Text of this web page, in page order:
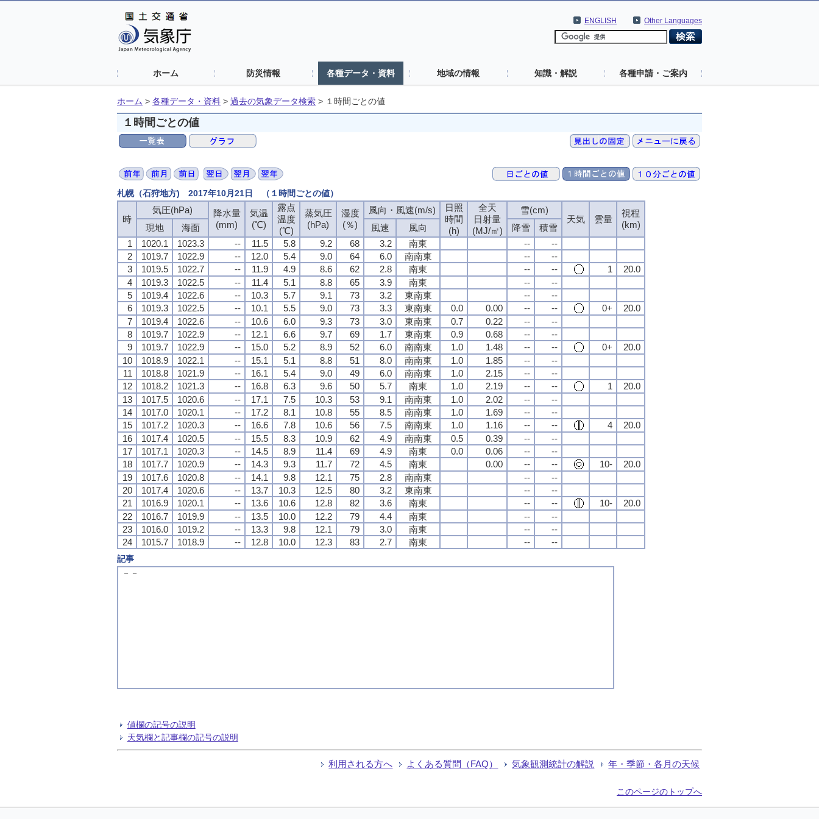
Other Languages
ENGLISH
ホーム 防災情報 各種データ・資料 地域の情報 知識・解説 各種申請・ご案内
ホーム > 各種データ・資料 > 過去の気象データ検索 > １時間ごとの値
１時間ごとの値
札幌（石狩地方) 2017年10月21日 （１時間ごとの値）
時
気圧(hPa)
降水量
(mm)
気温
(℃)
露点
温度
(℃)
蒸気圧
(hPa)
湿度
(％)
風向・風速(m/s)
日照
時間
(h)
全天
日射量
(MJ/㎡)
雪(cm)
天気
雲量
視程
(km)
現地 海面 風速 風向 降雪
積雪
1
1020.1 1023.3 -- 11.5 5.8 9.2 68 3.2 南東 --
--
2
1019.7 1022.9 -- 12.0 5.4 9.0 64 6.0 南南東 --
--
3
1019.5 1022.7 -- 11.9 4.9 8.6 62 2.8 南東 -- -- 1
20.0
4
1019.3 1022.5 -- 11.4 5.1 8.8 65 3.9 南東 --
--
5
1019.4 1022.6 -- 10.3 5.7 9.1 73 3.2 東南東 --
--
6
1019.3 1022.5 -- 10.1 5.5 9.0 73 3.3 東南東 0.0 0.00 -- -- 0+
20.0
7
1019.4 1022.6 -- 10.6 6.0 9.3 73 3.0 東南東 0.7 0.22 --
--
8
1019.7 1022.9 -- 12.1 6.6 9.7 69 1.7 東南東 0.9 0.68 --
--
9
1019.7 1022.9 -- 15.0 5.2 8.9 52 6.0 南南東 1.0 1.48 -- -- 0+
20.0
10
1018.9 1022.1 -- 15.1 5.1 8.8 51 8.0 南南東 1.0 1.85 --
--
11
1018.8 1021.9 -- 16.1 5.4 9.0 49 6.0 南南東 1.0 2.15 --
--
12
1018.2 1021.3 -- 16.8 6.3 9.6 50 5.7 南東 1.0 2.19 -- -- 1
20.0
13
1017.5 1020.6 -- 17.1 7.5 10.3 53 9.1 南南東 1.0 2.02 --
--
14
1017.0 1020.1 -- 17.2 8.1 10.8 55 8.5 南南東 1.0 1.69 --
--
15
1017.2 1020.3 -- 16.6 7.8 10.6 56 7.5 南南東 1.0 1.16 -- -- 4
20.0
16
1017.4 1020.5 -- 15.5 8.3 10.9 62 4.9 南南東 0.5 0.39 --
--
17
1017.1 1020.3 -- 14.5 8.9 11.4 69 4.9 南東 0.0 0.06 --
--
18
1017.7 1020.9 -- 14.3 9.3 11.7 72 4.5 南東 0.00 -- -- 10-
20.0
19
1017.6 1020.8 -- 14.1 9.8 12.1 75 2.8 南南東 --
--
20
1017.4 1020.6 -- 13.7 10.3 12.5 80 3.2 東南東 --
--
21
1016.9 1020.1 -- 13.6 10.6 12.8 82 3.6 南東 -- -- 10-
20.0
22
1016.7 1019.9 -- 13.5 10.0 12.2 79 4.4 南東 --
--
23
1016.0 1019.2 -- 13.3 9.8 12.1 79 3.0 南東 --
--
24
1015.7 1018.9 -- 12.8 10.0 12.3 83 2.7 南東 -- --
記事
－－
値欄の記号の説明
天気欄と記事欄の記号の説明
利用される方へ よくある質問（FAQ） 気象観測統計の解説 年・季節・各月の天候
このページのトップへ